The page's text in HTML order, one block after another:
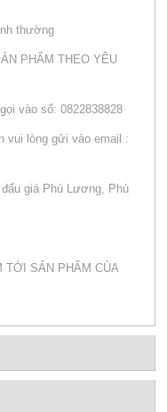
thường
PHẨM THEO YÊU
vào số: 0822838828
vui lòng gửi vào email :
giá Phú Lương, Phú
TỚI SẢN PHẨM CỦA